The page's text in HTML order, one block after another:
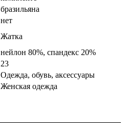
бразильяна
нет
Жатка
нейлон 80%, спандекс 20%
23
Одежда, обувь, аксессуары
Женская одежда